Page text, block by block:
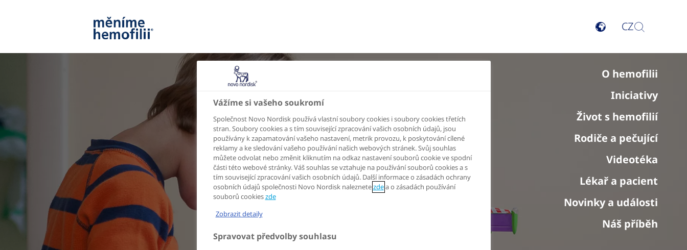
O hemofilii
Iniciativy
Život s hemofilií
Rodiče a pečující
Videotéka
Lékař a pacient
Novinky a události
Náš příběh
CZ
Vážíme si vašeho soukromí
Společnost Novo Nordisk používá vlastní soubory cookies i soubory cookies třetích
stran. Soubory cookies a s tím související zpracování vašich osobních údajů, jsou
používány k zapamatování vašeho nastavení, metrik provozu, k poskytování cílené
reklamy a ke sledování vašeho používání našich webových stránek. Svůj souhlas
můžete odvolat nebo změnit kliknutím na odkaz nastavení souborů cookie ve spodní
části této webové stránky. Váš souhlas se vztahuje na používání souborů cookies a s
tím související zpracování vašich osobních údajů. Další informace o zásadách ochrany
osobních údajů společnosti Novo Nordisk naleznetezdea o zásadách používání
souborů cookieszde
Zobrazit detaily
Spravovat předvolby souhlasu